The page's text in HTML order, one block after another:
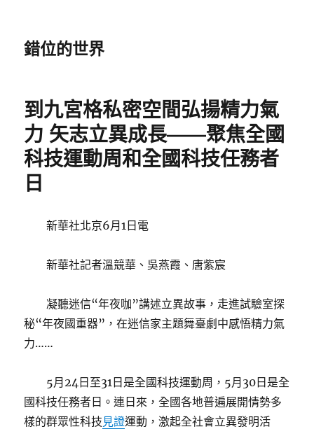
錯位的世界
到九宮格私密空間弘揚精力氣
力 矢志立異成長——聚焦全國
科技運動周和全國科技任務者
日
新華社北京6月1日電
新華社記者溫競華、吳燕霞、唐紫宸
凝聽迷信“年夜咖”講述立異故事，走進試驗室探
秘“年夜國重器”，在迷信家主題舞臺劇中感悟精力氣
力……
5月24日至31日是全國科技運動周，5月30日是全
國科技任務者日。連日來，全國各地普遍展開情勢多
樣的群眾性科技 見證運動，激起全社會立異發明活